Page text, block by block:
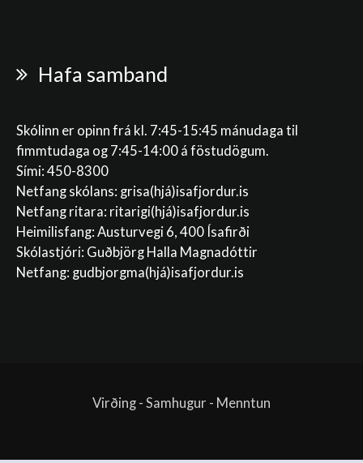
Hafa samband
Skólinn er opinn frá kl. 7:45-15:45 mánudaga til
fimmtudaga og 7:45-14:00 á föstudögum.
Sími: 450-8300
Netfang skólans: grisa(hjá)isafjordur.is
Netfang ritara: ritarigi(hjá)isafjordur.is
Heimilisfang: Austurvegi 6, 400 Ísafirði
Skólastjóri: Guðbjörg Halla Magnadóttir
Netfang: gudbjorgma(hjá)isafjordur.is
Virðing - Samhugur - Menntun